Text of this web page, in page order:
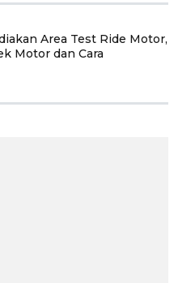
Area Test Ride Motor,
Motor dan Cara